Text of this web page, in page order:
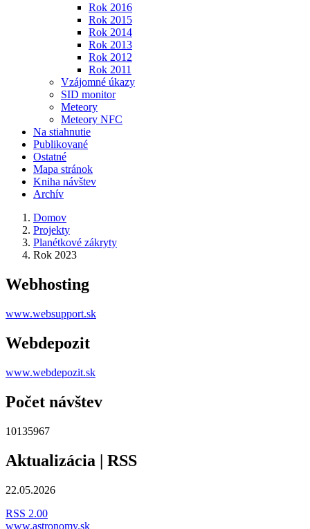
Rok 2016
Rok 2015
Rok 2014
Rok 2013
Rok 2012
Rok 2011
Vzájomné úkazy
SID monitor
Meteory
Meteory NFC
Na stiahnutie
Publikované
Ostatné
Mapa stránok
Kniha návštev
Archív
Domov
Projekty
Planétkové zákryty
Rok 2023
Webhosting
www.websupport.sk
Webdepozit
www.webdepozit.sk
Počet návštev
10135967
Aktualizácia | RSS
22.05.2026
RSS 2.00
www.astronomy.sk